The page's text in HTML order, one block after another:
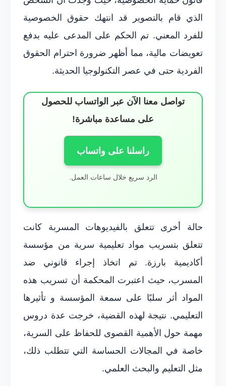
الذي قام بالتصوير قد انتهك حقوق الخصوصية
للفرد المعني. تم الحكم على المدعى عليه بدفع
تعويضات مالية، مما أظهر ضرورة احترام الحقوق
الفردية حتى في عصر التكنولوجيا الحديثة.
تواصل معنا الآن عبر الواتساب للحصول
على مساعدة مباشرة!
راسلنا على واتساب
الرد سريع خلال ساعات العمل.
حالة أخرى تتعلق بالفيديوهات المسربة كانت
تتعلق بتسريب مواد تعليمية سرية من مؤسسة
أكاديمية بارزة. تم اتخاذ إجراء قانوني ضد
المسرب، حيث اعتبرت المحكمة أن تسريب هذه
المواد أثر سلبًا على سمعة المؤسسة و تأثيرها
التعليمي. نتيجة لهذه القضية، خرجت عدة دروس
مهمة حول الأهمية القصوى للحفاظ على السرية،
خاصة في المجالات الحساسة التي تتطلب ذلك،
مثل التعليم والبحث العلمي.